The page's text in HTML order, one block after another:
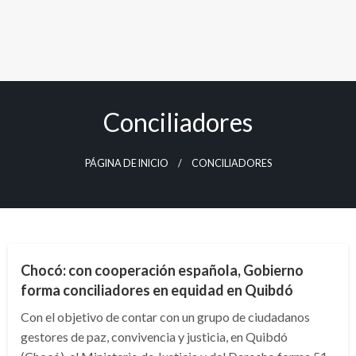
Conciliadores
PÁGINA DE INICIO CONCILIADORES
Chocó: con cooperación española, Gobierno
forma conciliadores en equidad en Quibdó
Con el objetivo de contar con un grupo de ciudadanos
gestores de paz, convivencia y justicia, en Quibdó